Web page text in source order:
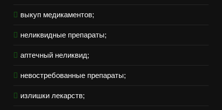
выкуп медикаментов;
неликвидные препараты;
аптечный неликвид;
невостребованные препараты;
излишки лекарств;